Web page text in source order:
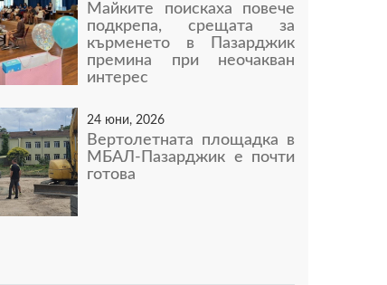
Майките поискаха повече
подкрепа, срещата за
кърменето в Пазарджик
премина при неочакван
интерес
24 юни, 2026
Вертолетната площадка в
МБАЛ-Пазарджик е почти
готова